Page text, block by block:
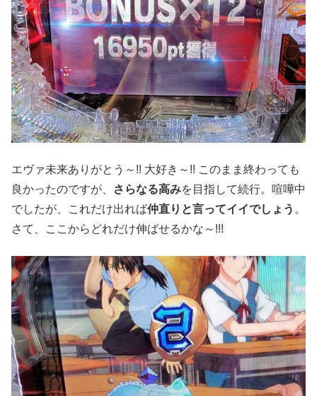
エヴァ未来ありがとう～!! 大好き～!! このまま終わっても
良かったのですが、
さらなる高みを目指して続行。喧嘩中
でしたが、これだけ出れば仲直りと言ってイイでしょう 。
さて、ここからどれだけ伸ばせるかな～!!!